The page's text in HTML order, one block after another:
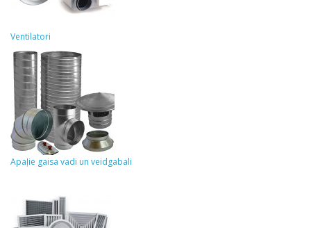
Ventilatori
Apaļie gaisa vadi un veidgabali